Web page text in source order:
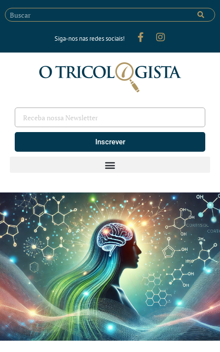
Siga-nos nas redes sociais!
Inscrever